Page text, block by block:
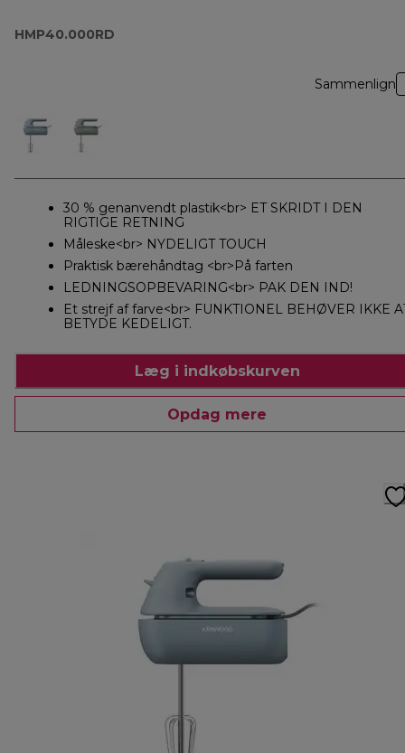
HMP40.000RD
Sammenlign
30 % genanvendt plastik<br> ET SKRIDT I DEN
RIGTIGE RETNING
Måleske<br> NYDELIGT TOUCH
Praktisk bærehåndtag <br>På farten
LEDNINGSOPBEVARING<br> PAK DEN IND!
Et strejf af farve<br> FUNKTIONEL BEHØVER IKKE
BETYDE KEDELIGT.
Læg i indkøbskurven
Opdag mere